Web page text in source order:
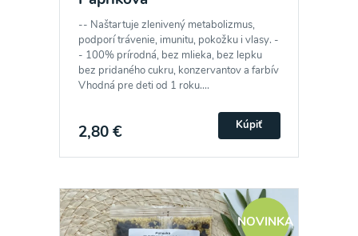
-- Naštartuje zlenivený metabolizmus,
podporí trávenie, imunitu, pokožku i vlasy. -
- 100% prírodná, bez mlieka, bez lepku
bez pridaného cukru, konzervantov a farbív
Vhodná pre deti od 1 roku....
2,80 € Kúpiť
NOVINKA